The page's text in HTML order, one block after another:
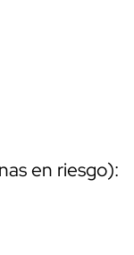
en riesgo):